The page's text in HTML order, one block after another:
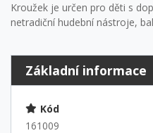
Kroužek je určen pro děti s
netradiční hudební nástroje,
Základní informace
Kód
161009